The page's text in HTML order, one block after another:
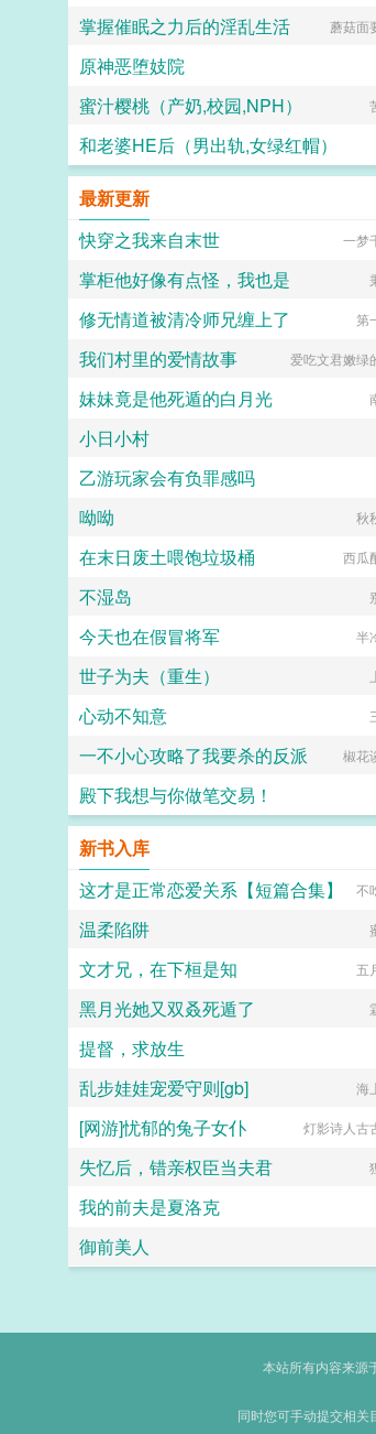
掌握催眠之力后的淫乱生活 蘑菇面
原神恶堕妓院
蜜汁樱桃（产奶,校园,NPH）
和老婆HE后（男出轨,女绿红帽）
最新更新
快穿之我来自末世
一梦
掌柜他好像有点怪，我也是
修无情道被清冷师兄缠上了 第
我们村里的爱情故事 爱吃文君嫩绿
妹妹竟是他死遁的白月光
小日小村
乙游玩家会有负罪感吗
呦呦 秋
在末日废土喂饱垃圾桶 西瓜
不湿岛
今天也在假冒将军 半
世子为夫（重生）
心动不知意
一不小心攻略了我要杀的反派 椒花
殿下我想与你做笔交易！
新书入库
这才是正常恋爱关系【短篇合集】
不
温柔陷阱
文才兄，在下桓是知 五
黑月光她又双叒死遁了
提督，求放生
乱步娃娃宠爱守则[gb] 海
[网游]忧郁的兔子女仆 灯影诗人古
失忆后，错亲权臣当夫君
我的前夫是夏洛克
御前美人
本站所有内容来源
同时您可手动提交相关